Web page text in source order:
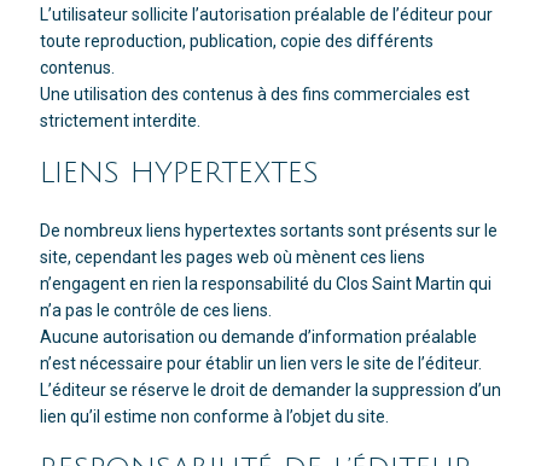
L’utilisateur sollicite l’autorisation préalable de l’éditeur pour
toute reproduction, publication, copie des différents
contenus.
Une utilisation des contenus à des fins commerciales est
strictement interdite.
LIENS HYPERTEXTES
De nombreux liens hypertextes sortants sont présents sur le
site, cependant les pages web où mènent ces liens
n’engagent en rien la responsabilité du Clos Saint Martin qui
n’a pas le contrôle de ces liens.
Aucune autorisation ou demande d’information préalable
n’est nécessaire pour établir un lien vers le site de l’éditeur.
L’éditeur se réserve le droit de demander la suppression d’un
lien qu’il estime non conforme à l’objet du site.